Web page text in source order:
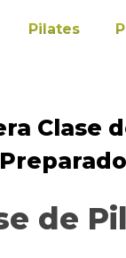
Pilates
Clase
Preparado
de